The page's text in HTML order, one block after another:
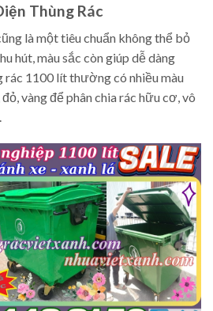
Thùng Rác
là một tiêu chuẩn không thể bỏ
hút, màu sắc còn giúp dễ dàng
rác 1100 lít thường có nhiều màu
vàng để phân chia rác hữu cơ, vô